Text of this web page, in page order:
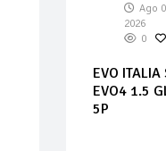
Ago
2026
0
EVO ITALIA
EVO4 1.5
5P